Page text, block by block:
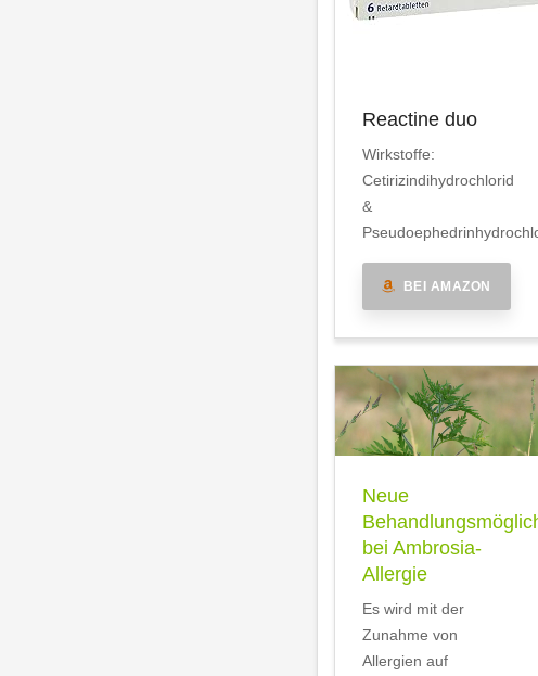
Reactine duo
Wirkstoffe:
Cetirizindihydrochlorid
&
BEI AMAZON
Neue
bei Ambrosia-
Allergie
Es wird mit der
Zunahme von
Allergien auf